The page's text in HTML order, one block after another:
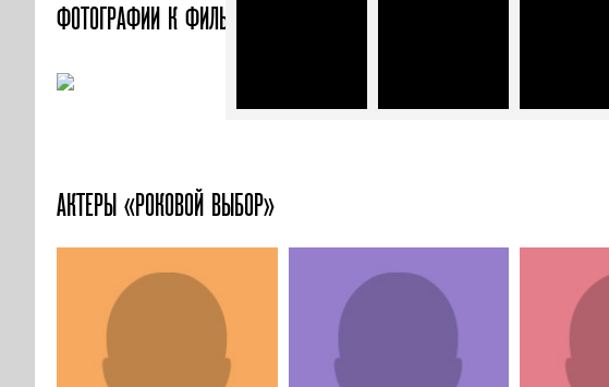
ФОТОГРАФИИ К ФИЛЬМУ «РОКОВОЙ ВЫБОР»
АКТЕРЫ «РОКОВОЙ ВЫБОР»